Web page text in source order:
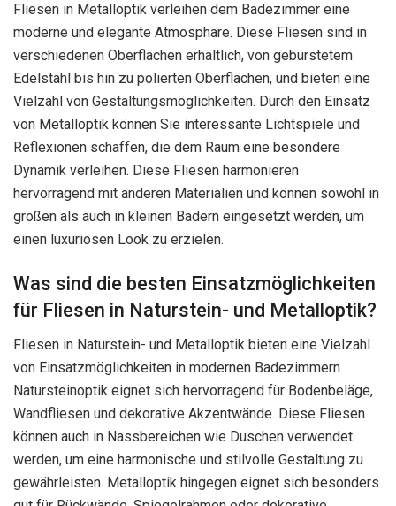
Fliesen in Metalloptik verleihen dem Badezimmer eine
moderne und elegante Atmosphäre. Diese Fliesen sind in
verschiedenen Oberflächen erhältlich, von gebürstetem
Edelstahl bis hin zu polierten Oberflächen, und bieten eine
Vielzahl von Gestaltungsmöglichkeiten. Durch den Einsatz
von Metalloptik können Sie interessante Lichtspiele und
Reflexionen schaffen, die dem Raum eine besondere
Dynamik verleihen. Diese Fliesen harmonieren
hervorragend mit anderen Materialien und können sowohl in
großen als auch in kleinen Bädern eingesetzt werden, um
einen luxuriösen Look zu erzielen.
Was sind die besten Einsatzmöglichkeiten
für Fliesen in Naturstein- und Metalloptik?
Fliesen in Naturstein- und Metalloptik bieten eine Vielzahl
von Einsatzmöglichkeiten in modernen Badezimmern.
Natursteinoptik eignet sich hervorragend für Bodenbeläge,
Wandfliesen und dekorative Akzentwände. Diese Fliesen
können auch in Nassbereichen wie Duschen verwendet
werden, um eine harmonische und stilvolle Gestaltung zu
gewährleisten. Metalloptik hingegen eignet sich besonders